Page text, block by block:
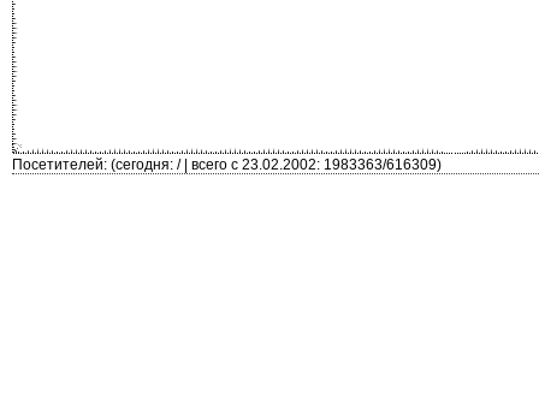
Посетителей: (сегодня: / | всего с 23.02.2002: 1983363/616309)